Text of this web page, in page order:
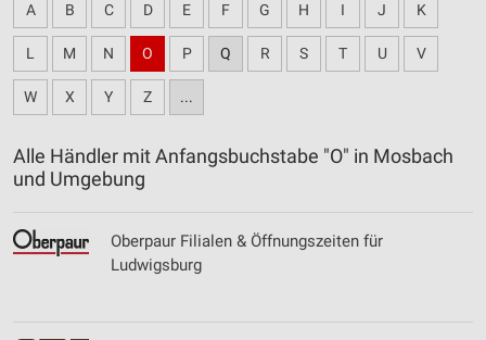
A B C D E F G H I J K
L M N O P Q R S T U V
W X Y Z ...
Alle Händler mit Anfangsbuchstabe "O" in Mosbach
und Umgebung
Oberpaur Filialen & Öffnungszeiten für
Ludwigsburg